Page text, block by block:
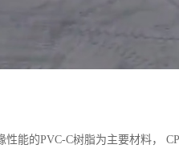
性能的PVC-C树脂为主要材料，